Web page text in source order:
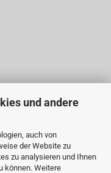
und andere
auch von
der Website zu
zu analysieren und Ihnen
können. Weitere